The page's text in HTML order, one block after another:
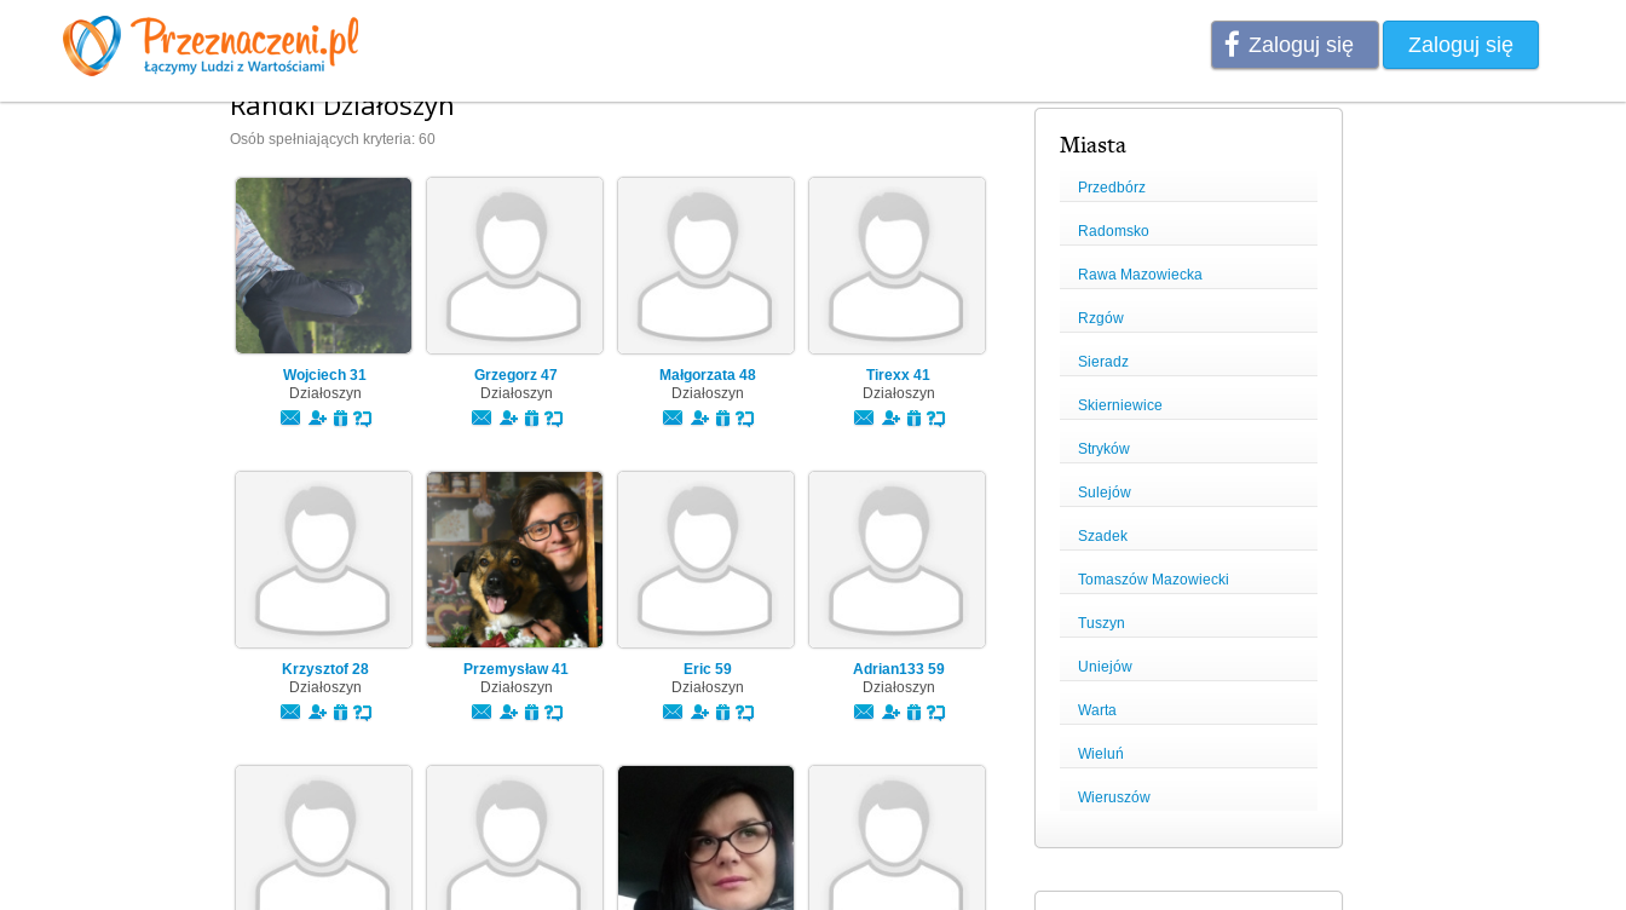
Zaloguj się Zaloguj się
Randki Działoszyn
Osób spełniających kryteria: 60
Wojciech 31
Działoszyn
Grzegorz 47
Działoszyn
Małgorzata 48
Działoszyn
Tirexx 41
Działoszyn
Krzysztof 28
Działoszyn
Przemysław41
Działoszyn
Eric 59
Działoszyn
Adrian133 59
Działoszyn
Miasta
Przedbórz
Radomsko
Rawa Mazowiecka
Rzgów
Sieradz
Skierniewice
Stryków
Sulejów
Szadek
Tomaszów Mazowiecki
Tuszyn
Uniejów
Warta
Wieluń
Wieruszów